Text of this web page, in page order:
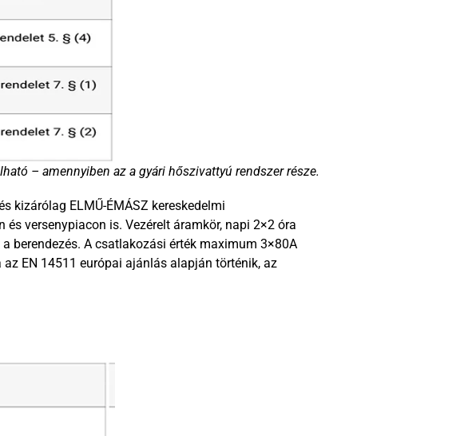
– amennyiben az a gyári hőszivattyú rendszer része.
kizárólag ELMŰ-ÉMÁSZ kereskedelmi
versenypiacon is. Vezérelt áramkör, napi 2×2 óra
berendezés. A csatlakozási érték maximum 3×80A
EN 14511 európai ajánlás alapján történik, az